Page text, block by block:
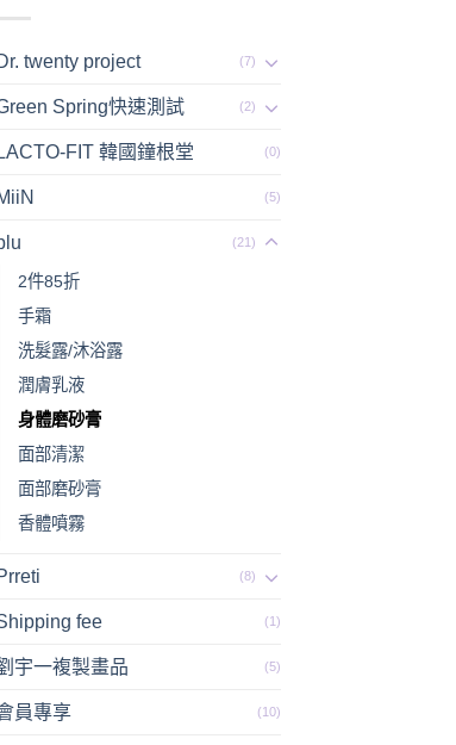
twenty project (7)
Spring快速測試 (2)
FIT 韓國鐘根堂 (0)
(5)
(21)
2件85折
手霜
洗髮露/沐浴露
潤膚乳液
身體磨砂膏
面部清潔
面部磨砂膏
香體噴霧
(8)
fee (1)
宇一複製畫品 (5)
員專享 (10)